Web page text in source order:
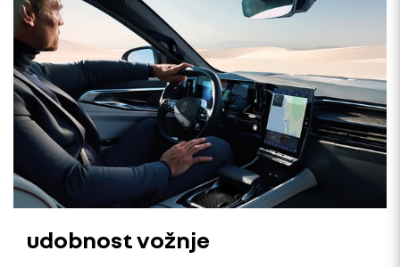
udobnost vožnje